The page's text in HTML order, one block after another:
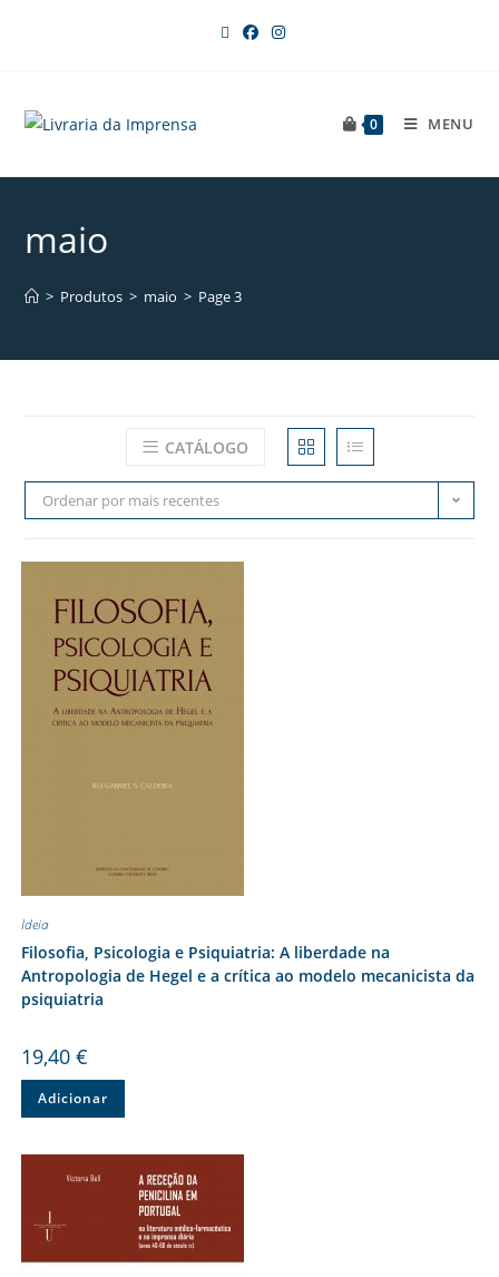
0 MENU
maio
> Produtos > maio > Page 3
CATÁLOGO
Ordenar por mais recentes
Ideia
Filosofia, Psicologia e Psiquiatria: A liberdade na
Antropologia de Hegel e a crítica ao modelo mecanicista da
psiquiatria
19,40 €
Adicionar